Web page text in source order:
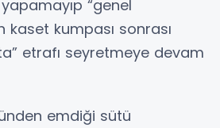
“genel
kaset kumpası sonrası
etrafı seyretmeye devam
emdiği sütü